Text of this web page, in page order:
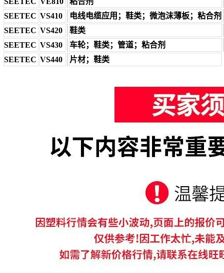
SEETEC VS410
电线电缆应用；鞋类；微泡沫薄板；粘合剂
SEETEC VS420
鞋类
SEETEC VS430
车轮；鞋类；管道；粘合剂
SEETEC VS440 片材；鞋类